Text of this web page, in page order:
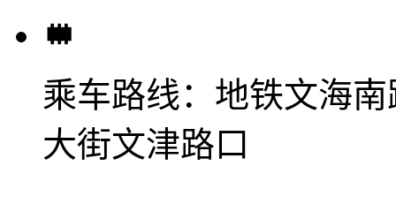
乘车路线： 地铁文海
大街文津路口